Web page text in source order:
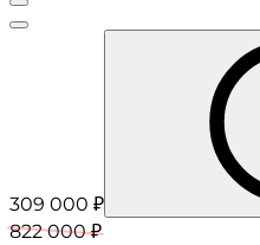
309 000 ₽
822 000 ₽